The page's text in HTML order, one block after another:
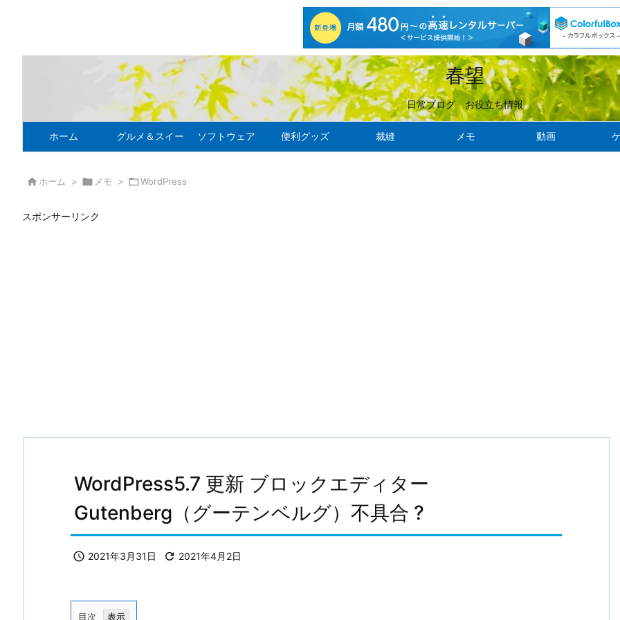
春望
日常ブログ お役立ち情報
ホーム グルメ＆スイーツ ソフトウェア 便利グッズ 裁縫 メモ 動画
 ホーム >  メモ > WordPress
スポンサーリンク
WordPress5.7 更新 ブロックエディター
Gutenberg（グーテンベルグ）不具合 ?
 2021年3月31日  2021年4月2日
目次